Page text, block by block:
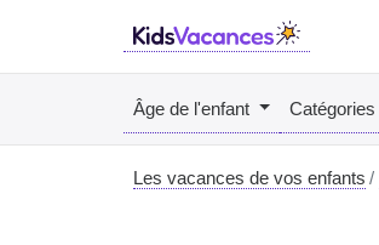
Âge de l'enfant Catégories
Les vacances de vos enfants